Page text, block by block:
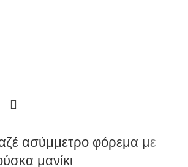
ασύμμετρο φόρεμα με
μανίκι